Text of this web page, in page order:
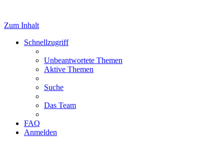
Zum Inhalt
Schnellzugriff
Unbeantwortete Themen
Aktive Themen
Suche
Das Team
FAQ
Anmelden